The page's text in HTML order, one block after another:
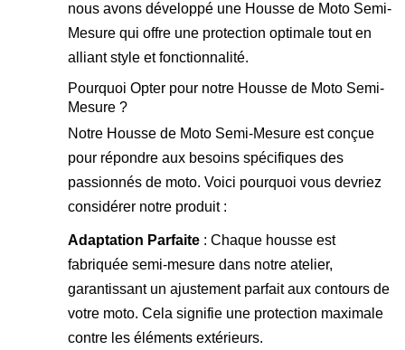
nous avons développé une Housse de Moto Semi-
Mesure qui offre une protection optimale tout en
alliant style et fonctionnalité.
Pourquoi Opter pour notre Housse de Moto Semi-
Mesure ?
Notre Housse de Moto Semi-Mesure est conçue
pour répondre aux besoins spécifiques des
passionnés de moto. Voici pourquoi vous devriez
considérer notre produit :
Adaptation Parfaite : Chaque housse est
fabriquée semi-mesure dans notre atelier,
garantissant un ajustement parfait aux contours de
votre moto. Cela signifie une protection maximale
contre les éléments extérieurs.